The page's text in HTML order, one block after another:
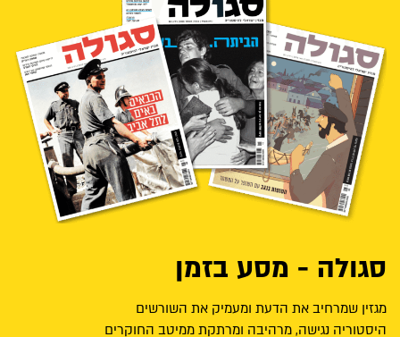
סגולה - מסע בזמן
מגזין שמרחיב את הדעת ומעמיק את השורשים
היסטוריה נגישה, מרהיבה ומרתקת ממיטב החוקרים